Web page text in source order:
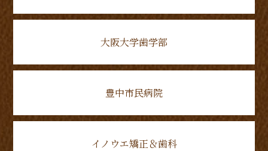
大阪大学歯学部
豊中市民病院
イノウエ矯正＆歯科